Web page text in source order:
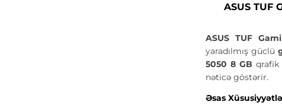
ASUS TUF
ASUS TUF
yaradılmış güclü
5050 8 GB
nəticə göstərir.
Əsas